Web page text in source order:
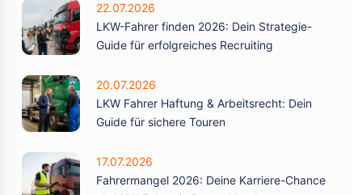
22.07.2026
LKW-Fahrer finden 2026: Dein Strategie-
Guide für erfolgreiches Recruiting
20.07.2026
LKW Fahrer Haftung & Arbeitsrecht: Dein
Guide für sichere Touren
17.07.2026
Fahrermangel 2026: Deine Karriere-Chance